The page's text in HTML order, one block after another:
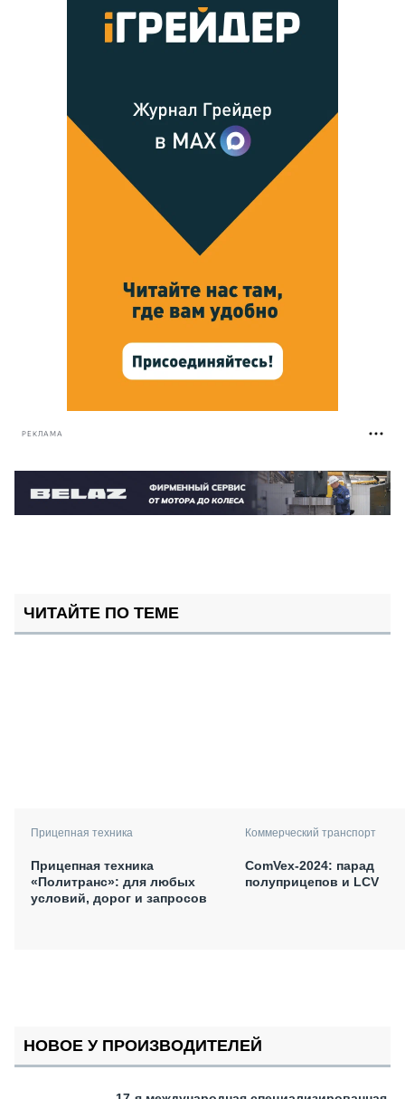
РЕКЛАМА
ЧИТАЙТЕ ПО ТЕМЕ
Прицепная техника
Прицепная техника
«Политранс»: для любых
условий, дорог и запросов
Коммерческий транспорт
ComVex-2024: парад
полуприцепов и LCV
НОВОЕ У ПРОИЗВОДИТЕЛЕЙ